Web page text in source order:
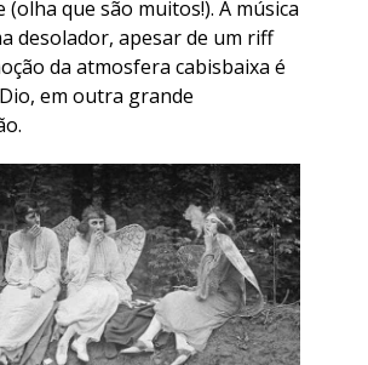
(olha que são muitos!). A música
desolador, apesar de um riff
da atmosfera cabisbaixa é
em outra grande